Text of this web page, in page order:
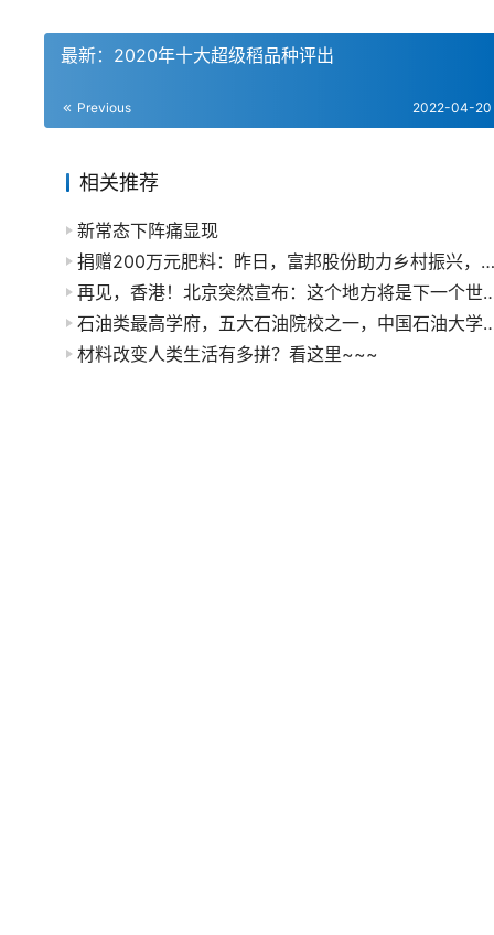
最新：2020年十大超级稻品种评出
Previous 2022-04-20
相关推荐
新常态下阵痛显现
捐赠200万元肥料：昨日，富邦股份助力乡村振兴，再显担当！
再见，香港！北京突然宣布：
石油类最高学府，五大石油院校
材料改变人类生活有多拼？看这里~~~